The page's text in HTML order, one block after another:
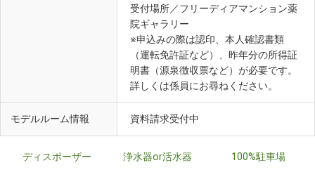
受付場所／フリーディアマンション薬
院ギャラリー
※申込みの際は認印、本人確認書類
（運転免許証など）、昨年分の所得証
明書（源泉徴収票など）が必要です。
詳しくは係員にお尋ねください。
モデルルーム情報 資料請求受付中
ディスポーザー 浄水器or活水器 100%駐車場